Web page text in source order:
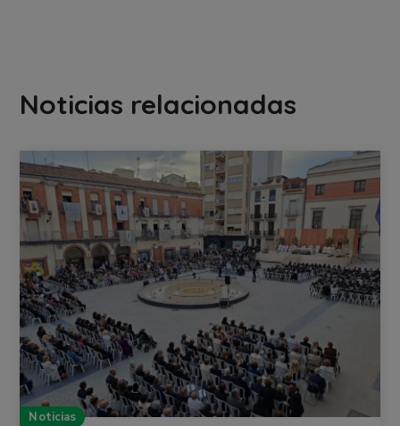
Noticias relacionadas
Noticias